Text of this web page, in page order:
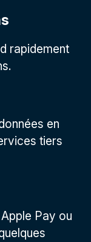
rapidement
en
tiers
Pay ou